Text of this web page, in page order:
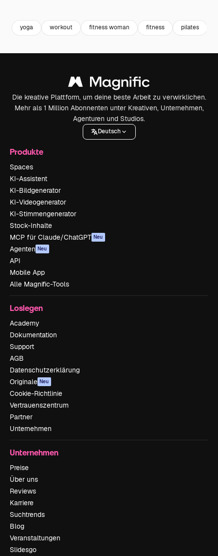
yoga workout fitness woman fitness pilates
Die kreative Plattform, um deine beste Arbeit zu verwirklichen.
Mehr als 1 Million Abonnenten unter Kreativen, Unternehmen,
Agenturen und Studios.
Deutsch
Produkte
Spaces
KI-Assistent
KI-Bildgenerator
KI-Videogenerator
KI-Stimmengenerator
Stock-Inhalte
MCP für Claude/ChatGPT Neu
Agenten Neu
API
Mobile App
Alle Magnific-Tools
Loslegen
Academy
Dokumentation
Support
AGB
Datenschutzerklärung
Originale Neu
Cookie-Richtlinie
Vertrauenszentrum
Partner
Unternehmen
Unternehmen
Preise
Über uns
Reviews
Karriere
Suchtrends
Blog
Veranstaltungen
Slidesgo